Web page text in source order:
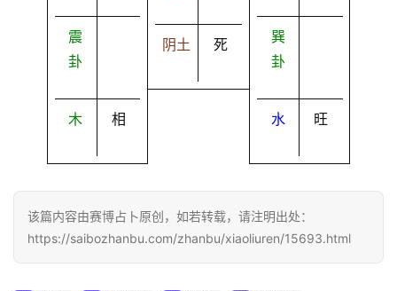
震
卦
木 相
阴土 死
巽
卦
水 旺
该篇内容由赛博占卜原创，如若转载，请注明出处：
https://saibozhanbu.com/zhanbu/xiaoliuren/15693.html